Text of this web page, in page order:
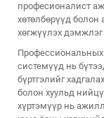
професионалист
хөтөлбөрүүд болон
хөгжүүлэх
Профессиональных
системүүд нь
бүртгэлийг
болон хуульд
хүртэмүүр нь